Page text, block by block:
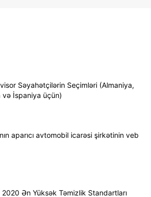
Səyahətçilərin Seçimləri (Almaniya,
və İspaniya üçün)
aparıcı avtomobil icarəsi şirkətinin veb
2020 Ən Yüksək Təmizlik Standartları